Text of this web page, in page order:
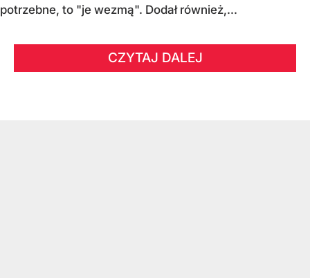
potrzebne, to "je wezmą". Dodał również,...
CZYTAJ DALEJ